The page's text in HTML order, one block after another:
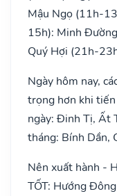
Mậu Ngọ (11h-
15h): Minh
Quý Hợi (21h-
Ngày hôm nay,
trọng hơn khi tiến
ngày: Đinh Tị, Ất
tháng: Bính Dần,
Nên xuất hành -
TỐT: Hướng